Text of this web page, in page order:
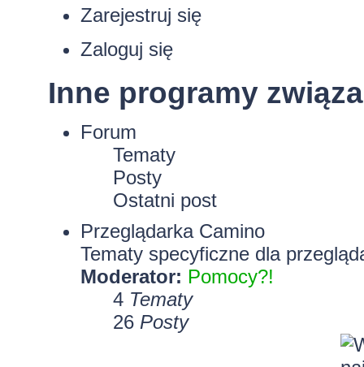
Zarejestruj się
Zaloguj się
Inne programy
Forum
Tematy
Posty
Ostatni post
Przeglądarka Camino
Tematy specyficzne dla
Moderator: Pomocy?!
4 Tematy
26 Posty